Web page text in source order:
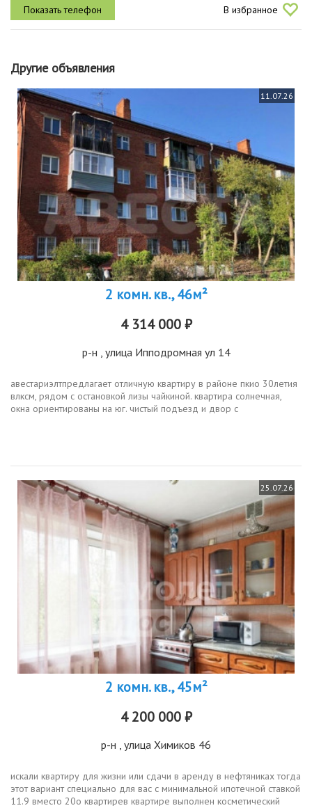
грузовой лифт...
В избранное
Другие объявления
11.07.26
2 комн. кв., 46м²
4 314 000 ₽
р-н , улица Ипподромная ул 14
авестариэлтпредлагает отличную квартиру в районе пкио 30летия
влксм, рядом с остановкой лизы чайкиной. квартира солнечная,
окна ориентированы на юг. чистый подъезд и двор с
25.07.26
2 комн. кв., 45м²
4 200 000 ₽
р-н , улица Химиков 46
искали квартиру для жизни или сдачи в аренду в нефтяниках тогда
этот вариант специально для вас с минимальной ипотечной ставкой
11.9 вместо 20о квартирев квартире выполнен косметический